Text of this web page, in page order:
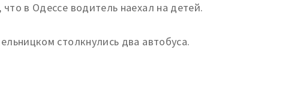
в Одессе водитель наехал на детей.
столкнулись два автобуса.